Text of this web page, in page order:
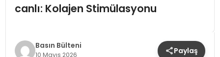
EKONOMI
canlı: Kolajen Stimülasyonu
Basın Bülteni
10 Mayıs 2026 Paylaş